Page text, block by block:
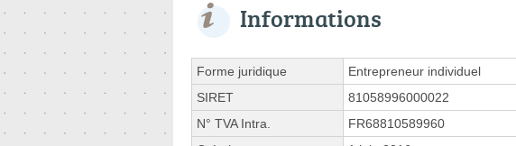
Informations
Forme juridique
Entrepreneur individuel
SIRET
81058996000022
N° TVA Intra.
FR68810589960